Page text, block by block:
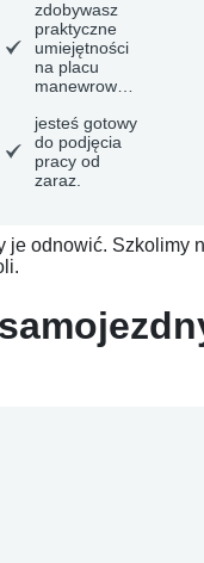
zdobywasz
praktyczne
umiejętności
na placu
manewrowym,
jesteś gotowy
do podjęcia
pracy od
zaraz.
je odnowić. Szkolimy